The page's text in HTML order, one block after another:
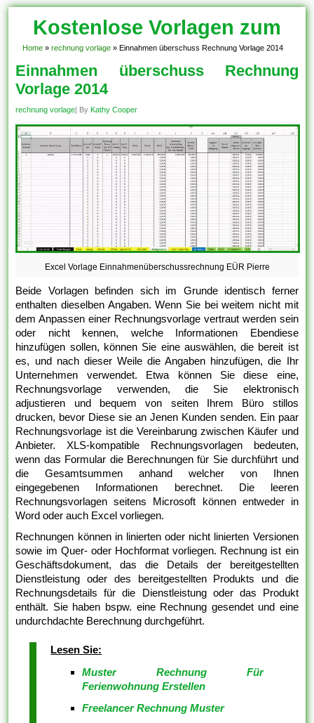
Kostenlose Vorlagen zum
Download!
Home » rechnung vorlage » Einnahmen überschuss Rechnung Vorlage 2014
Einnahmen überschuss Rechnung
Vorlage 2014
rechnung vorlage| By Kathy Cooper
Excel Vorlage Einnahmenüberschussrechnung EÜR Pierre
Beide Vorlagen befinden sich im Grunde identisch ferner
enthalten dieselben Angaben. Wenn Sie bei weitem nicht mit
dem Anpassen einer Rechnungsvorlage vertraut werden sein
oder nicht kennen, welche Informationen Ebendiese
hinzufügen sollen, können Sie eine auswählen, die bereit ist
es, und nach dieser Weile die Angaben hinzufügen, die Ihr
Unternehmen verwendet. Etwa können Sie diese eine,
Rechnungsvorlage verwenden, die Sie elektronisch
adjustieren und bequem von seiten Ihrem Büro stillos
drucken, bevor Diese sie an Jenen Kunden senden. Ein paar
Rechnungsvorlage ist die Vereinbarung zwischen Käufer und
Anbieter. XLS-kompatible Rechnungsvorlagen bedeuten,
wenn das Formular die Berechnungen für Sie durchführt und
die Gesamtsummen anhand welcher von Ihnen
eingegebenen Informationen berechnet. Die leeren
Rechnungsvorlagen seitens Microsoft können entweder in
Word oder auch Excel vorliegen.
Rechnungen können in linierten oder nicht linierten Versionen
sowie im Quer- oder Hochformat vorliegen. Rechnung ist ein
Geschäftsdokument, das die Details der bereitgestellten
Dienstleistung oder des bereitgestellten Produkts und die
Rechnungsdetails für die Dienstleistung oder das Produkt
enthält. Sie haben bspw. eine Rechnung gesendet und eine
undurchdachte Berechnung durchgeführt.
Lesen Sie:
Muster Rechnung Für
Ferienwohnung Erstellen
Freelancer Rechnung Muster